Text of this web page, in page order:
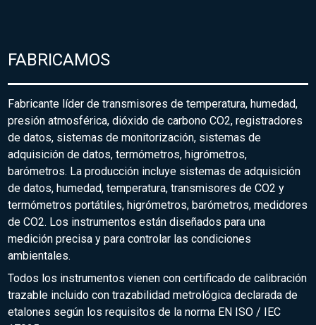
FABRICAMOS
Fabricante líder de transmisores de temperatura, humedad,
presión atmosférica, dióxido de carbono CO2, registradores
de datos, sistemas de monitorización, sistemas de
adquisición de datos, termómetros, higrómetros,
barómetros. La producción incluye sistemas de adquisición
de datos, humedad, temperatura, transmisores de CO2 y
termómetros portátiles, higrómetros, barómetros, medidores
de CO2. Los instrumentos están diseñados para una
medición precisa y para controlar las condiciones
ambientales.
Todos los instrumentos vienen con certificado de calibración
trazable incluido con trazabilidad metrológica declarada de
etalones según los requisitos de la norma EN ISO / IEC